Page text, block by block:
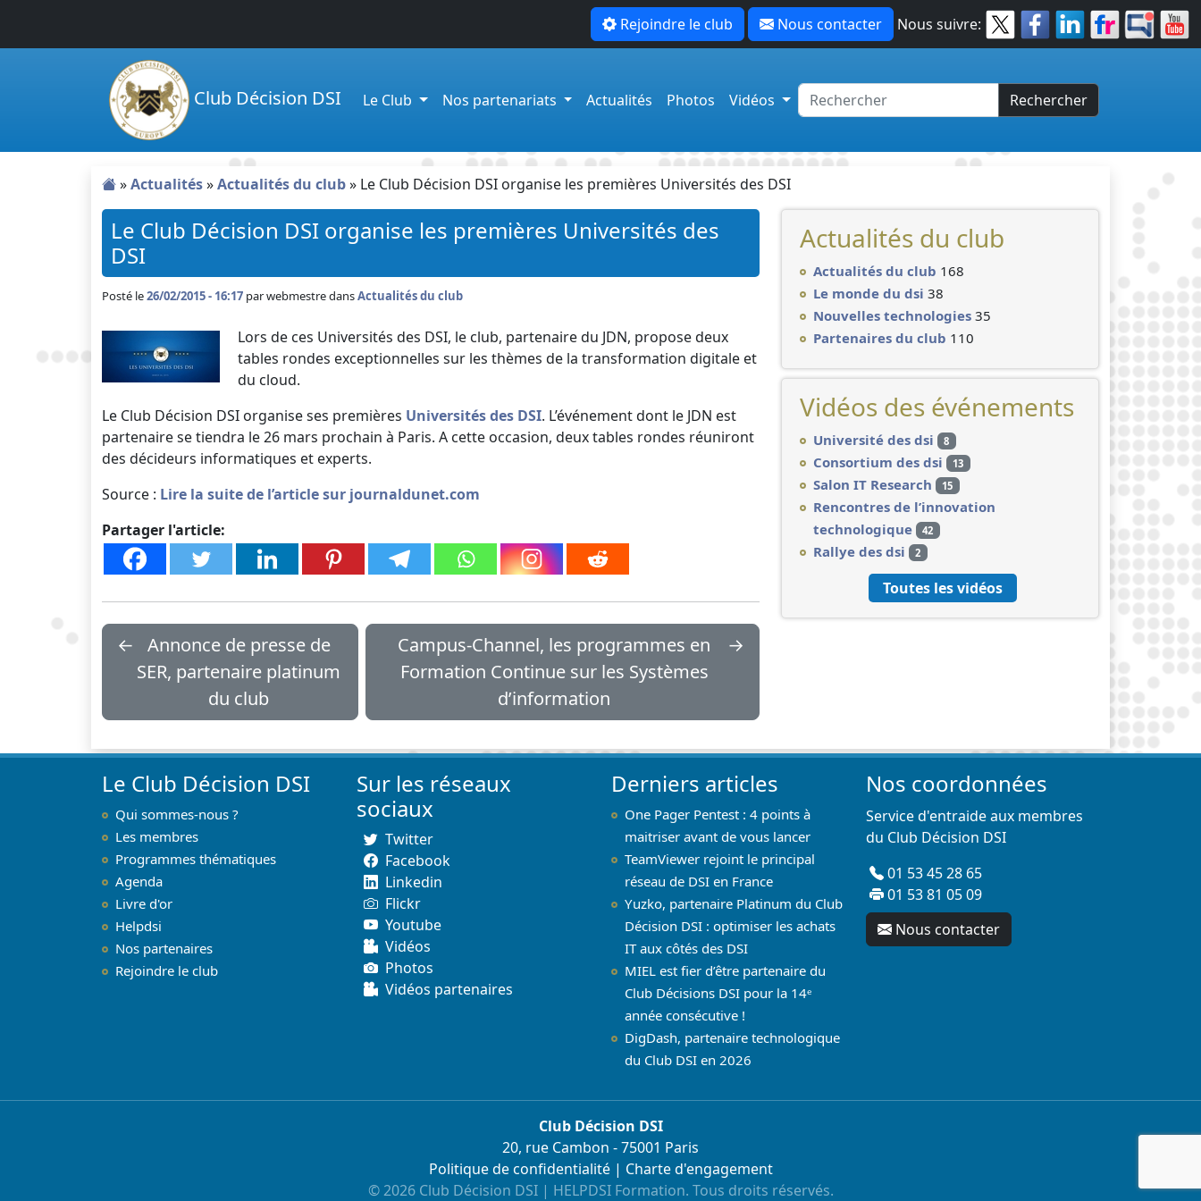
Rejoindre le club Nous contacter Nous suivre:
Club Décision DSI Le Club Nos partenariats Actualités Photos Vidéos Rechercher
»Actualités»Actualités du club» Le Club Décision DSI organise les premières Universités des DSI
Le Club Décision DSI organise les premières Universités des
DSI
Posté le26/02/2015 - 16:17 parwebmestre dansActualités du club
Lors de ces Universités des DSI, le club, partenaire du JDN, propose deux
tables rondes exceptionnelles sur les thèmes de la transformation digitale et
du cloud.
Le Club Décision DSI organise ses premières Universités des DSI. L’événement dont le JDN est
partenaire se tiendra le 26 mars prochain à Paris. A cette occasion, deux tables rondes réuniront
des décideurs informatiques et experts.
Source : Lire la suite de l’article sur journaldunet.com
Partager l'article:
←
Annonce de presse de
SER, partenaire platinum
du club
Campus-Channel, les programmes en
Formation Continue sur les Systèmes
d’information
→
Actualités du club
Actualités du club 168
Le monde du dsi 38
Nouvelles technologies 35
Partenaires du club 110
Vidéos des événements
Université des dsi 8
Consortium des dsi 13
Salon IT Research 15
Rencontres de l’innovation
technologique
42
Rallye des dsi 2
Toutes les vidéos
Le Club Décision DSI
Qui sommes-nous ?
Les membres
Programmes thématiques
Agenda
Livre d'or
Helpdsi
Nos partenaires
Rejoindre le club
Sur les réseaux
sociaux
Twitter
Facebook
Linkedin
Flickr
Youtube
Vidéos
Photos
Vidéos partenaires
Derniers articles
One Pager Pentest : 4 points à
maitriser avant de vous lancer
TeamViewer rejoint le principal
réseau de DSI en France
Yuzko, partenaire Platinum du Club
Décision DSI : optimiser les achats
IT aux côtés des DSI
MIEL est fier d’être partenaire du
Club Décisions DSI pour la 14ᵉ
année consécutive !
DigDash, partenaire technologique
du Club DSI en 2026
Nos coordonnées
Service d'entraide aux membres
du Club Décision DSI
01 53 45 28 65
01 53 81 05 09
Nous contacter
Club Décision DSI
20, rue Cambon - 75001 Paris
Politique de confidentialité| Charte d'engagement
© 2026 Club Décision DSI | HELPDSI Formation. Tous droits réservés.